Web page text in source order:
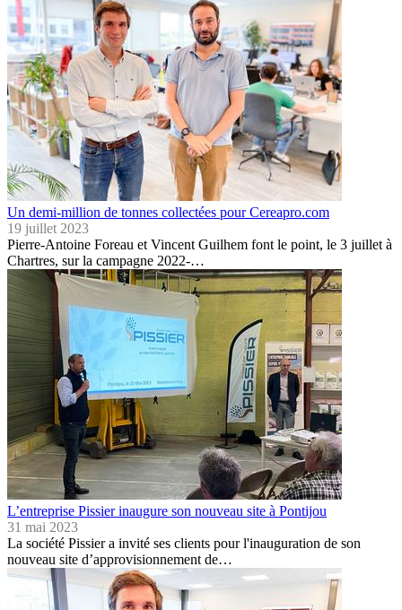
Un demi-million de tonnes collectées pour Cereapro.com
19 juillet 2023
Pierre-Antoine Foreau et Vincent Guilhem font le point, le 3 juillet à
Chartres, sur la campagne 2022-…
L’entreprise Pissier inaugure son nouveau site à Pontijou
31 mai 2023
La société Pissier a invité ses clients pour l'inauguration de son
nouveau site d’approvisionnement de…